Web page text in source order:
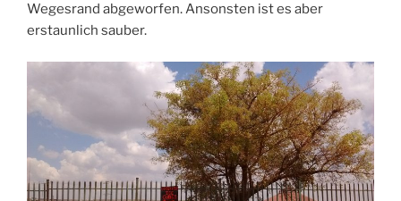
Wegesrand abgeworfen. Ansonsten ist es aber
erstaunlich sauber.